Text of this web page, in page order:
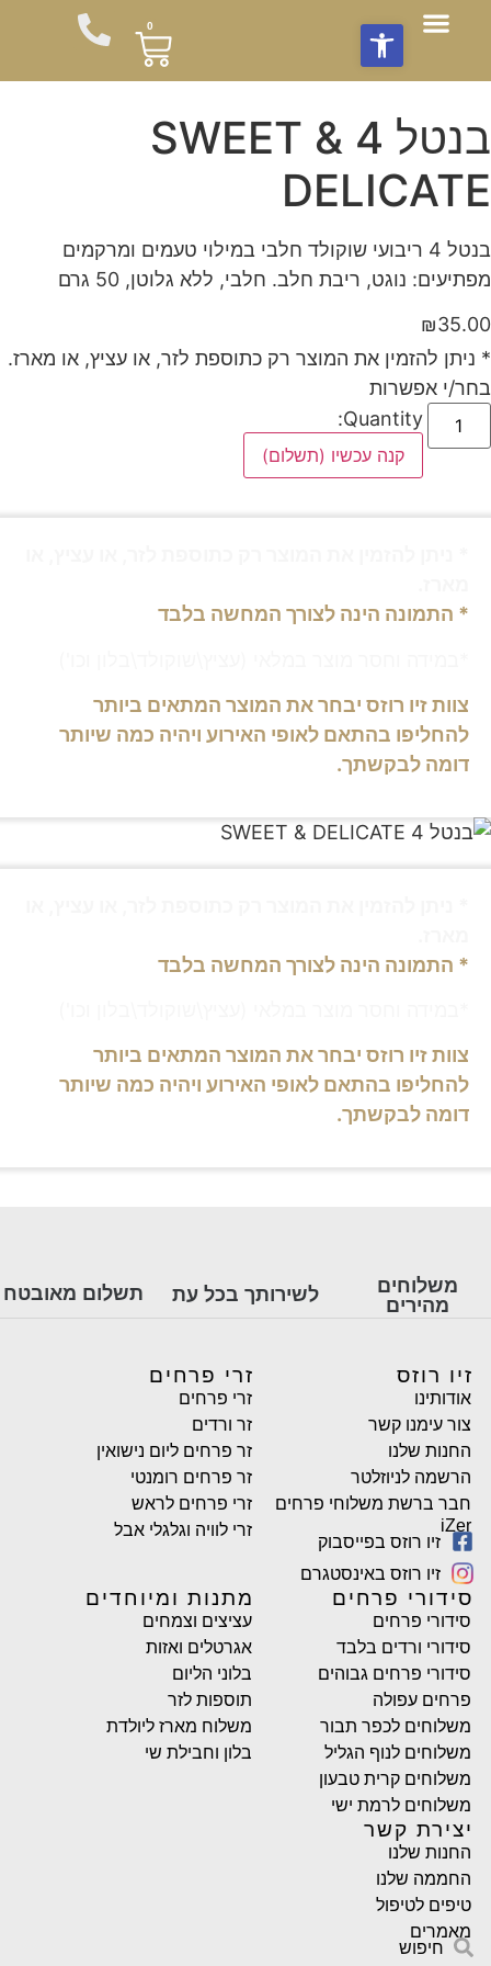
0
בנטל 4 SWEET &
DELICATE
בנטל 4 ריבועי שוקולד חלבי במילוי טעמים ומרקמים
מפתיעים: נוגט, ריבת חלב. חלבי, ללא גלוטן, 50 גרם
₪35.00
* ניתן להזמין את המוצר רק כתוספת לזר, או עציץ, או מארז.
בחר/י אפשרות
Quantity:
קנה עכשיו (תשלום)
* התמונה הינה לצורך המחשה בלבד
צוות זיו רוזס יבחר את המוצר המתאים ביותר
להחליפו בהתאם לאופי האירוע ויהיה כמה שיותר
דומה לבקשתך.
* התמונה הינה לצורך המחשה בלבד
צוות זיו רוזס יבחר את המוצר המתאים ביותר
להחליפו בהתאם לאופי האירוע ויהיה כמה שיותר
דומה לבקשתך.
משלוחים
מהירים
לשירותך בכל עת תשלום מאובטח
זיו רוזס
אודותינו
צור עימנו קשר
החנות שלנו
הרשמה לניוזלטר
חבר ברשת משלוחי פרחים
iZer
זיו רוזס בפייסבוק
זיו רוזס באינסטגרם
זרי פרחים
זרי פרחים
זר ורדים
זר פרחים ליום נישואין
זר פרחים רומנטי
זרי פרחים לראש
זרי לוויה וגלגלי אבל
סידורי פרחים
סידורי פרחים
סידורי ורדים בלבד
סידורי פרחים גבוהים
פרחים עפולה
משלוחים לכפר תבור
משלוחים לנוף הגליל
משלוחים קרית טבעון
משלוחים לרמת ישי
מתנות ומיוחדים
עציצים וצמחים
אגרטלים ואזות
בלוני הליום
תוספות לזר
משלוח מארז ליולדת
בלון וחבילת שי
יצירת קשר
החנות שלנו
החממה שלנו
טיפים לטיפול
מאמרים
חיפוש
פתח סרגל נגישות